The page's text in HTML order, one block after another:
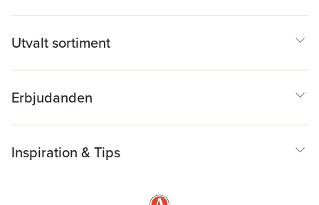
Utvalt sortiment
Erbjudanden
Inspiration & Tips